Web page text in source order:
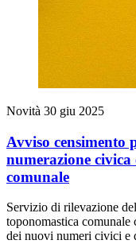
Novità 30 giu 2025
Avviso censimento
numerazione civica
comunale
Servizio di rilevazione
toponomastica comunale
dei nuovi numeri civici e